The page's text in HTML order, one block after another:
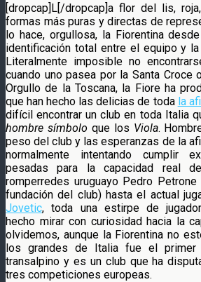
[dropcap]L[/dropcap]a flor del lis,
formas más puras y directas de
lo hace, orgullosa, la Fiorentina
identificación total entre el equipo y la
Literalmente imposible no
cuando uno pasea por la Santa Croce
Orgullo de la Toscana, la Fiore ha
que han hecho las delicias de toda la
difícil encontrar un club en toda Italia
hombre símbolo que los Viola.
peso del club y las esperanzas de la
normalmente intentando cumplir
pesadas para la capacidad real
romperredes uruguayo Pedro
fundación del club) hasta el actual
Jovetic, toda una estirpe de
hecho mirar con curiosidad hacia la
olvidemos, aunque la Fiorentina no
los grandes de Italia fue el primer
transalpino y es un club que ha
tres competiciones europeas.